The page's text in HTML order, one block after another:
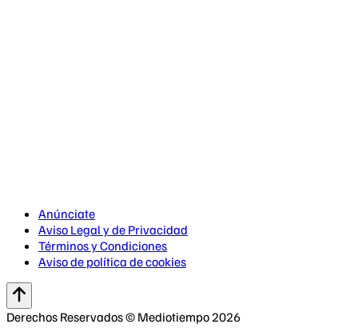
Anúnciate
Aviso Legal y de Privacidad
Términos y Condiciones
Aviso de política de cookies
Derechos Reservados © Mediotiempo 2026